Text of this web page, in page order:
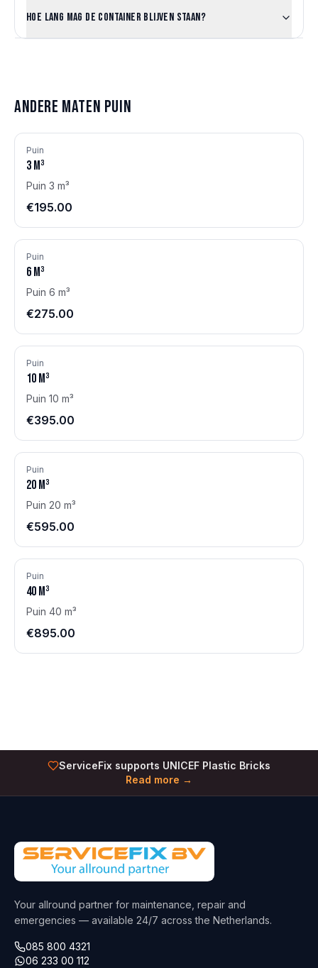
Hoe lang mag de container blijven staan?
Andere maten Puin
Puin
3 m³
Puin 3 m³
€195.00
Puin
6 m³
Puin 6 m³
€275.00
Puin
10 m³
Puin 10 m³
€395.00
Puin
20 m³
Puin 20 m³
€595.00
Puin
40 m³
Puin 40 m³
€895.00
ServiceFix supports UNICEF Plastic Bricks
Read more →
Your allround partner for maintenance, repair and
emergencies — available 24/7 across the Netherlands.
085 800 4321
06 233 00 112